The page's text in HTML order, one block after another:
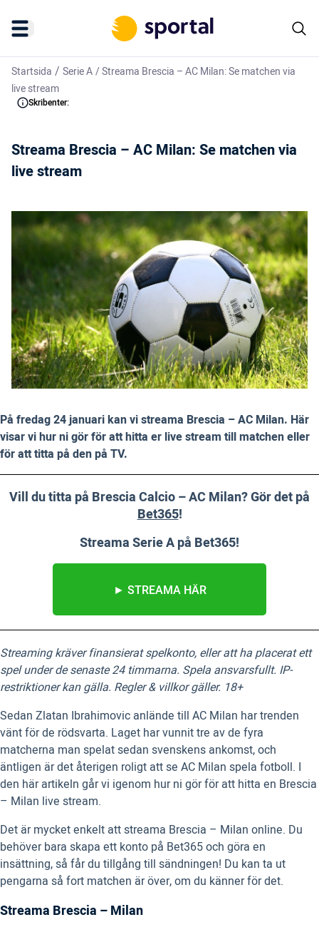
Startsida / Serie A/Streama Brescia – AC Milan: Se matchen via
live stream
Skribenter:
Streama Brescia – AC Milan: Se matchen via
live stream
På fredag 24 januari kan vi streama Brescia – AC Milan. Här
visar vi hur ni gör för att hitta er live stream till matchen eller
för att titta på den på TV.
Vill du titta på Brescia Calcio – AC Milan? Gör det på
Bet365!
Streama Serie A på Bet365!
► STREAMA HÄR
Streaming kräver finansierat spelkonto, eller att ha placerat ett
spel under de senaste 24 timmarna. Spela ansvarsfullt. IP-
restriktioner kan gälla. Regler & villkor gäller. 18+
Sedan Zlatan Ibrahimovic anlände till AC Milan har trenden
vänt för de rödsvarta. Laget har vunnit tre av de fyra
matcherna man spelat sedan svenskens ankomst, och
äntligen är det återigen roligt att se AC Milan spela fotboll. I
den här artikeln går vi igenom hur ni gör för att hitta en Brescia
– Milan live stream.
Det är mycket enkelt att streama Brescia – Milan online. Du
behöver bara skapa ett konto på Bet365 och göra en
insättning, så får du tillgång till sändningen! Du kan ta ut
pengarna så fort matchen är över, om du känner för det.
Streama Brescia – Milan